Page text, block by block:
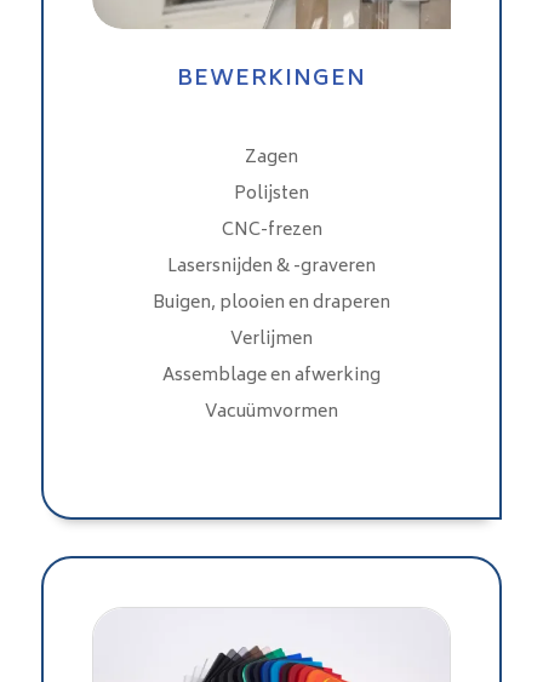
BEWERKINGEN
Zagen
Polijsten
CNC-frezen
Lasersnijden & -graveren
Buigen, plooien en draperen
Verlijmen
Assemblage en afwerking
Vacuümvormen